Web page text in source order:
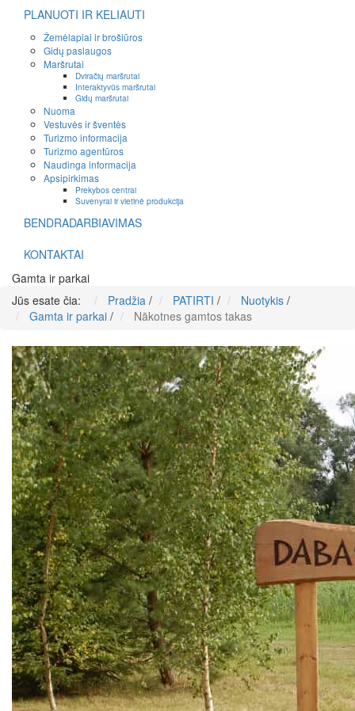
PLANUOTI IR KELIAUTI
Žemėlapiai ir brošiūros
Gidų paslaugos
Maršrutai
Dviračių maršrutai
Interaktyvūs maršrutai
Gidų maršrutai
Nuoma
Vestuvės ir šventės
Turizmo informacija
Turizmo agentūros
Naudinga informacija
Apsipirkimas
Prekybos centrai
Suvenyrai ir vietinė produkcija
BENDRADARBIAVIMAS
KONTAKTAI
Gamta ir parkai
Jūs esate čia:
Pradžia / PATIRTI / Nuotykis /
Gamta ir parkai / Nākotnes gamtos takas